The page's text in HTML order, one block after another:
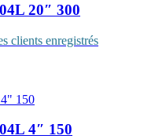
20″ 300
clients enregistrés
4″ 150